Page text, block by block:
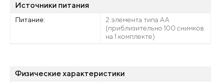
Источники питания
Питание:
2 элемента типа АА
(приблизительно 100 снимков
на 1 комплекте)
Физические характеристики